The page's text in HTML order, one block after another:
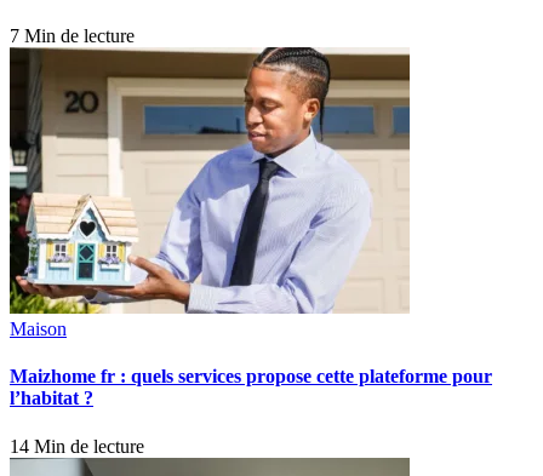
7 Min de lecture
Maison
Maizhome fr : quels services propose cette plateforme pour
l’habitat ?
14 Min de lecture